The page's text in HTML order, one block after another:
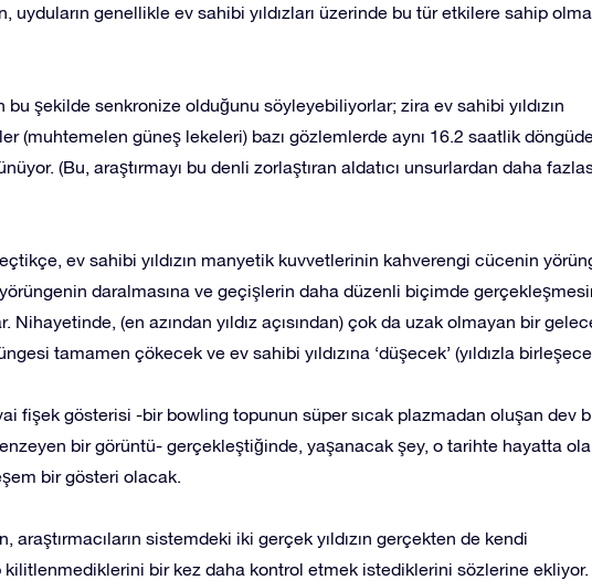
uyduların genellikle ev sahibi yıldızları üzerinde bu tür etkilere sahip
bu şekilde senkronize olduğunu söyleyebiliyorlar; zira ev sahibi yıldızın
(muhtemelen güneş lekeleri) bazı gözlemlerde aynı 16.2 saatlik
(Bu, araştırmayı bu denli zorlaştıran aldatıcı unsurlardan daha
ev sahibi yıldızın manyetik kuvvetlerinin kahverengi cücenin
yörüngenin daralmasına ve geçişlerin daha düzenli biçimde
Nihayetinde, (en azından yıldız açısından) çok da uzak olmayan bir
tamamen çökecek ve ev sahibi yıldızına ‘düşecek’ (yıldızla
fişek gösterisi -bir bowling topunun süper sıcak plazmadan oluşan dev
bir görüntü- gerçekleştiğinde, yaşanacak şey, o tarihte hayatta
bir gösteri olacak.
araştırmacıların sistemdeki iki gerçek yıldızın gerçekten de kendi
bir kez daha kontrol etmek istediklerini sözlerine ekliyor.